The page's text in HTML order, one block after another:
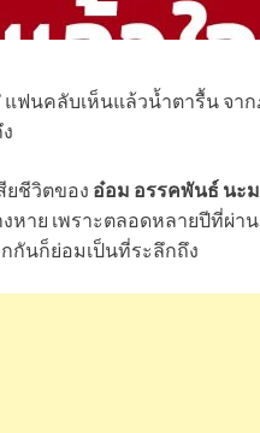
แฟนคลับเห็นแล้วน้ำตารื้น จ
ยชีวิตของ อ๋อม อรรคพันธ์ นะ
งหาย เพราะตลอดหลายปีที่ผ่
กันก็ย่อมเป็นที่ระลึกถึง